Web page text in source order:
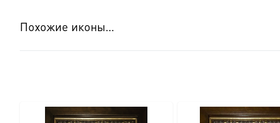
Похожие иконы…